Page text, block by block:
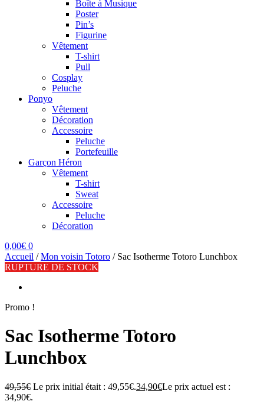
Boîte à Musique
Poster
Pin’s
Figurine
Vêtement
T-shirt
Pull
Cosplay
Peluche
Ponyo
Vêtement
Décoration
Accessoire
Peluche
Portefeuille
Garçon Héron
Vêtement
T-shirt
Sweat
Accessoire
Peluche
Décoration
0,00€ 0
Accueil /Mon voisin Totoro / Sac Isotherme Totoro Lunchbox
RUPTURE DE STOCK
Promo !
Sac Isotherme Totoro
Lunchbox
49,55€ Le prix initial était : 49,55€.34,90€Le prix actuel est :
34,90€.